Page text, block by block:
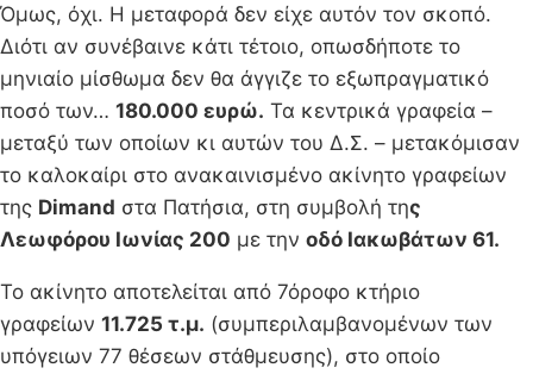
Όμως, όχι. Η μεταφορά δεν είχε αυτόν τον σκοπό.
Διότι αν συνέβαινε κάτι τέτοιο, οπωσδήποτε το
μηνιαίο μίσθωμα δεν θα άγγιζε το εξωπραγματικό
ποσό των… 180.000 ευρώ. Τα κεντρικά γραφεία –
μεταξύ των οποίων κι αυτών του Δ.Σ. – μετακόμισαν
το καλοκαίρι στο ανακαινισμένο ακίνητο γραφείων
της Dimand στα Πατήσια, στη συμβολή της
Λεωφόρου Ιωνίας 200 με την οδό Ιακωβάτων 61.
Το ακίνητο αποτελείται από 7όροφο κτήριο
γραφείων 11.725 τ.μ. (συμπεριλαμβανομένων των
υπόγειων 77 θέσεων στάθμευσης), στο οποίο